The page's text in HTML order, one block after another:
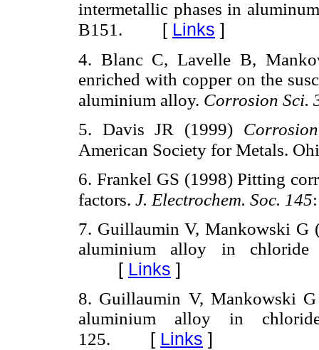
intermetallic phases in
B151. [ Links ]
4. Blanc C, Lavelle B,
enriched with copper on the
aluminium alloy. Corrosion Sci.
5. Davis JR (1999)
American Society for Metals.
6. Frankel GS (1998) Pitting
factors. J. Electrochem. Soc. 145
7. Guillaumin V, Mankowski G
aluminium alloy in
[ Links ]
8. Guillaumin V, Mankowski
aluminium alloy in
125. [ Links ]